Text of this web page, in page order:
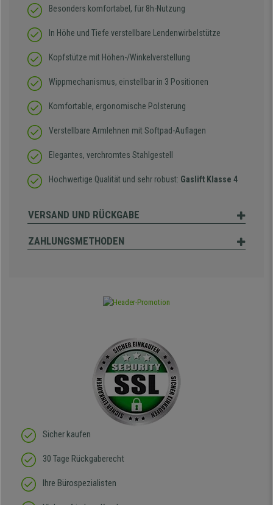
Besonders komfortabel, für 8h-Nutzung
In Höhe und Tiefe verstellbare Lendenwirbelstütze
Kopfstütze mit Höhen-/Winkelverstellung
Wippmechanismus, einstellbar in 3 Positionen
Komfortable, ergonomische Polsterung
Verstellbare Armlehnen mit Softpad-Auflagen
Elegantes, verchromtes Stahlgestell
Hochwertige Qualität und sehr robust: Gaslift Klasse 4
VERSAND UND RÜCKGABE
ZAHLUNGSMETHODEN
Sicher kaufen
30 Tage Rückgaberecht
Ihre Bürospezialisten